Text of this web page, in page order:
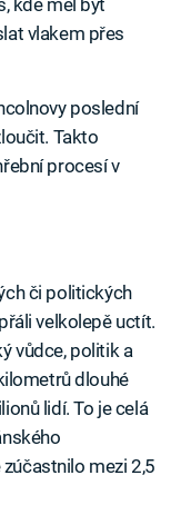
kde měl být
vlakem přes
poslední
Takto
procesí v
či politických
velkolepě uctít.
vůdce, politik a
dlouhé
lidí. To je celá
mezi 2,5